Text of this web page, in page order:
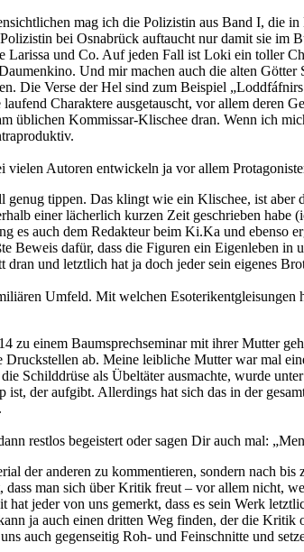
mag ich die Polizistin aus Band I, die
bei Osnabrück auftaucht nur damit sie im
Larissa und Co. Auf jeden Fall ist Loki ein toller
Und mir machen auch die alten
Die Verse der Hel sind zum Beispiel
Charaktere ausgetauscht, vor allem deren
üblichen Kommissar-Klischee dran. Wenn ich
Autoren entwickeln ja vor allem
genug tippen. Das klingt wie ein Klischee, ist
einer lächerlich kurzen Zeit geschrieben habe
es auch dem Redakteur beim Ki.Ka und ebenso
dafür, dass die Figuren ein Eigenleben in
und letztlich hat ja doch jeder sein eigenes
Umfeld. Mit welchen
zu einem Baumsprechseminar mit ihrer Mutter
ab. Meine leibliche Mutter war mal
Schilddrüse als Übeltäter ausmachte, wurde
der aufgibt. Allerdings hat sich das in der
restlos begeistert oder sagen Dir auch mal:
der anderen zu kommentieren, sondern nach bis
man sich über Kritik freut – vor allem nicht,
jeder von uns gemerkt, dass es sein Werk
ja auch einen dritten Weg finden, der die
auch gegenseitig Roh- und Feinschnitte und